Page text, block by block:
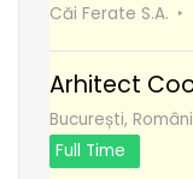
Căi Ferate S.A.
Arhitect
București,
Full Time